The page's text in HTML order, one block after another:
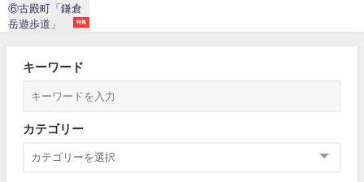
特集
キーワード
カテゴリー